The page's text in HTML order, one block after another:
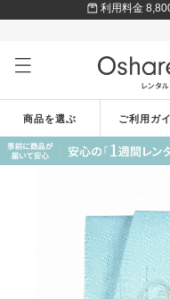
利用料金
商品を選ぶ ご利用ガ